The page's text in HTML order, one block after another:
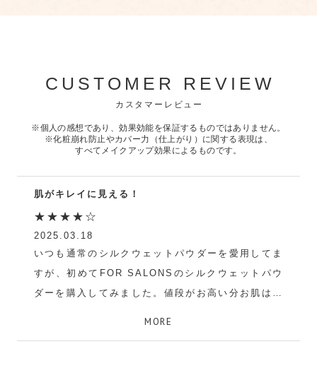
CUSTOMER REVIEW
カスタマーレビュー
※個人の感想であり、効果効能を保証するものではありません。
※化粧崩れ防止やカバー力（仕上がり）に関する表現は、
すべてメイクアップ効果によるものです。
肌がキレイに見える！
★★★★☆
2025.03.18
いつも通常のシルクウェットパウダーを愛用してま
すが、初めてFOR SALONSのシルクウェットパウ
ダーを購入してみました。値段がお高い分お肌はキ
MORE